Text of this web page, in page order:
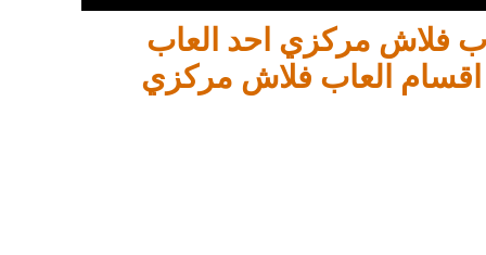
فلاش مركزي احد العاب
العاب فلاش مركزي